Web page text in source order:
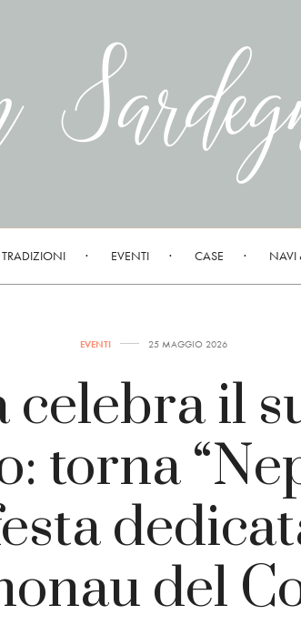
TRADIZIONI EVENTI CASE NAVI
EVENTI 25 MAGGIO 2026
celebra il
torna
del